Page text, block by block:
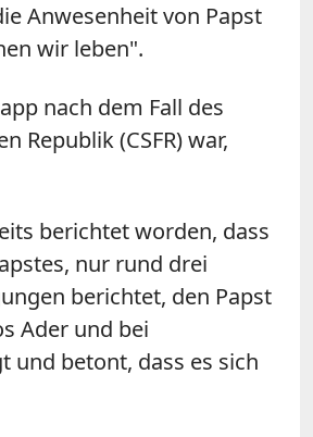
Anwesenheit von Papst
wir leben".
nach dem Fall des
Republik (CSFR) war,
berichtet worden, dass
nur rund drei
berichtet, den Papst
Ader und bei
und betont, dass es sich